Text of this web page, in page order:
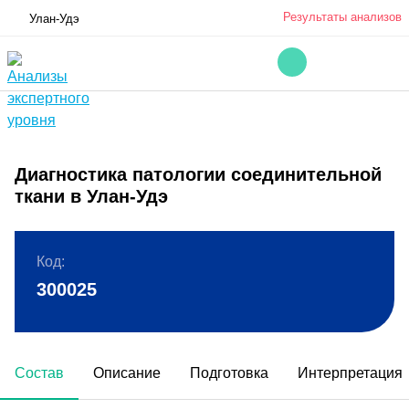
Улан-Удэ Результаты анализов
Диагностика патологии соединительной
ткани в Улан-Удэ
Состав Описание Подготовка Интерпретация
Код:
300025